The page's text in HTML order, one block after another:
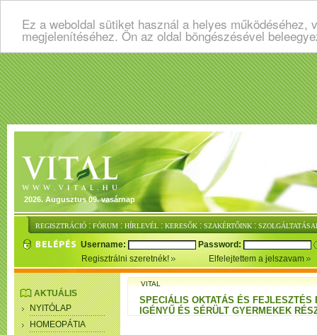
Ez a weboldal sütiket használ a helyes
megjelenítéséhez. Ön az oldal böngészésével
2026. Augusztus 09. vasárnap
REGISZTRÁCIÓ : FÓRUM : HÍRLEVÉL : KERESŐK : SZAKÉRTŐINK :
Username:
Password:
Regisztrálni szeretnék!
Elfelejtettem a jelszavam
AKTUÁLIS
NYITÓLAP
HOMEOPÁTIA
VITAL
SPECIÁLIS OKTATÁS ÉS FEJLESZTÉS
IGÉNYŰ ÉS SÉRÜLT GYERMEKEK